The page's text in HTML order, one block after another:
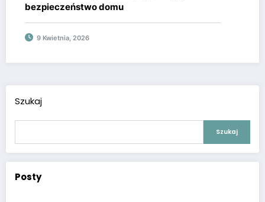
bezpieczeństwo domu
9 Kwietnia, 2026
Szukaj
Szukaj
Posty